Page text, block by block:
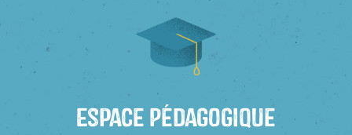
Espace Pédagogique